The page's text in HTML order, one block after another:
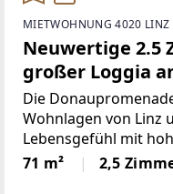
MIETWOHNUNG 4020 LINZ
Neuwertige 2.5
großer Loggia
Die
Wohnlagen von Linz
Lebensgefühl mit
der Donau gelegen,
Donauradweg sowie
71 m² 2,5